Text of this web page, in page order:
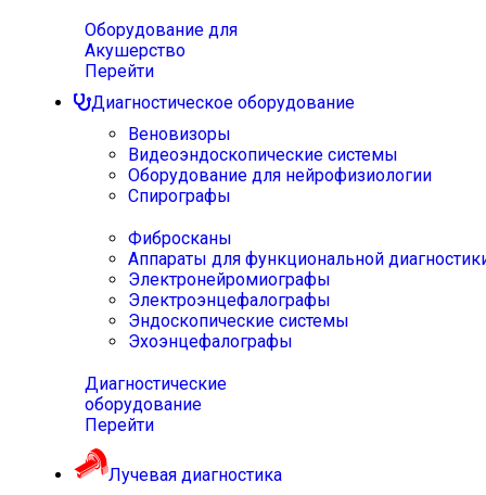
Оборудование для
Акушерство
Перейти
Диагностическое оборудование
Веновизоры
Видеоэндоскопические системы
Оборудование для нейрофизиологии
Спирографы
Фибросканы
Аппараты для функциональной
Электронейромиографы
Электроэнцефалографы
Эндоскопические системы
Эхоэнцефалографы
Диагностические
оборудование
Перейти
Лучевая диагностика